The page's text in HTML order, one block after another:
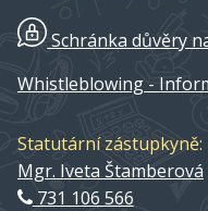
Schránka důvěry
Whistleblowing -
Statutární zástupkyně:
Mgr. Iveta Štamberová
731 106 566